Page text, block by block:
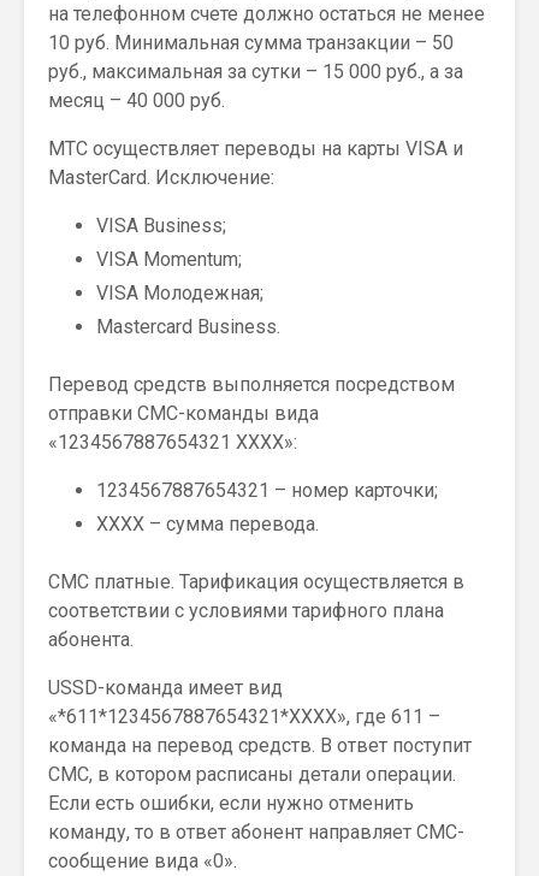
на телефонном счете должно остаться не менее
10 руб. Минимальная сумма транзакции – 50
руб., максимальная за сутки – 15 000 руб., а за
месяц – 40 000 руб.
МТС осуществляет переводы на карты VISA и
MasterCard. Исключение:
VISA Business;
VISA Momentum;
VISA Молодежная;
Mastercard Business.
Перевод средств выполняется посредством
отправки СМС-команды вида
«1234567887654321 ХХХХ»:
1234567887654321 – номер карточки;
ХХХХ – сумма перевода.
СМС платные. Тарификация осуществляется в
соответствии с условиями тарифного плана
абонента.
USSD-команда имеет вид
«*611*1234567887654321*ХХХХ», где 611 –
команда на перевод средств. В ответ поступит
СМС, в котором расписаны детали операции.
Если есть ошибки, если нужно отменить
команду, то в ответ абонент направляет СМС-
сообщение вида «0».